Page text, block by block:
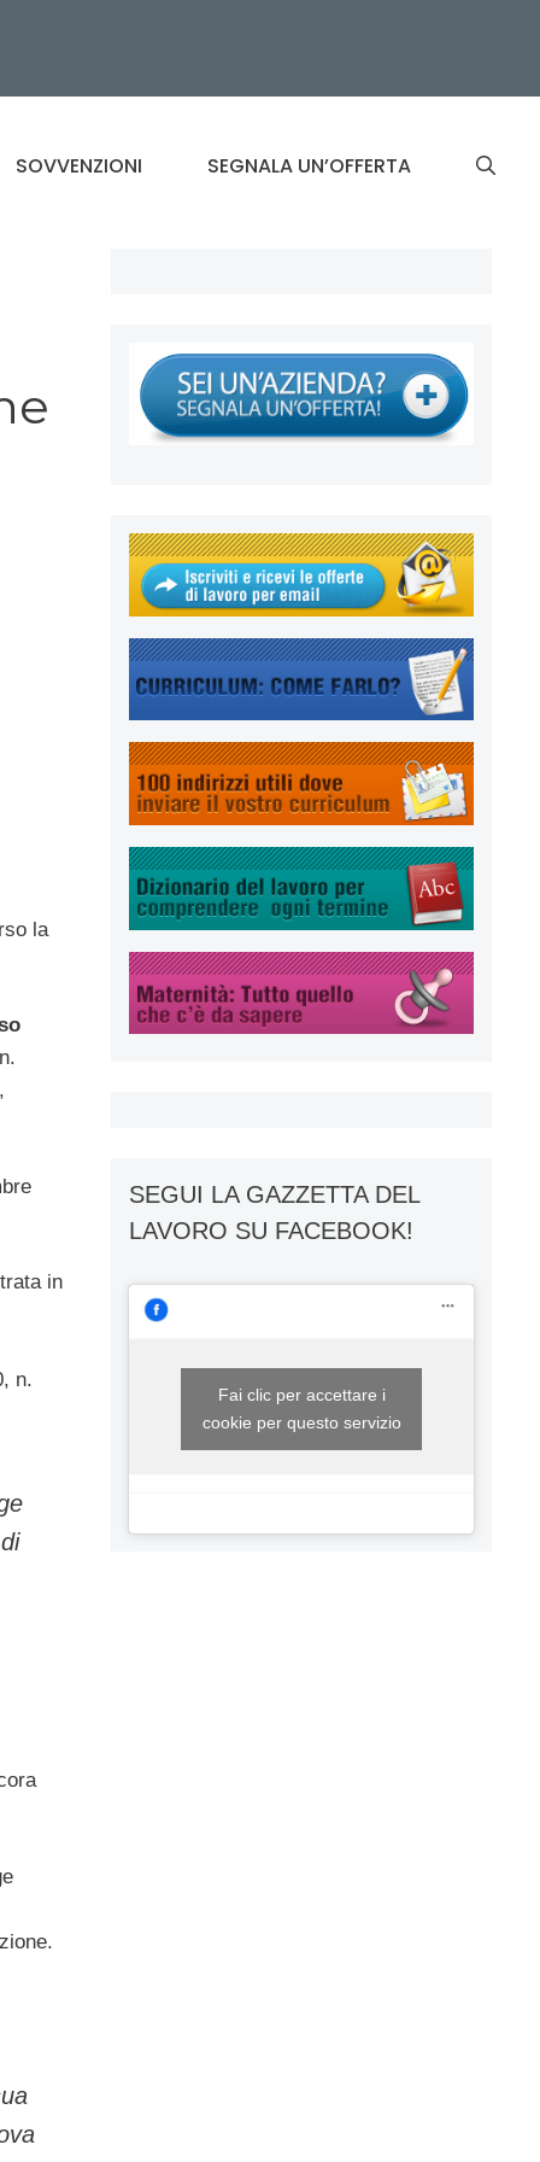
SOVVENZIONI SEGNALA UN’OFFERTA
la
in
n.
SEGUI LA GAZZETTA DEL
LAVORO SU FACEBOOK!
Fai clic per accettare i
cookie per questo servizio